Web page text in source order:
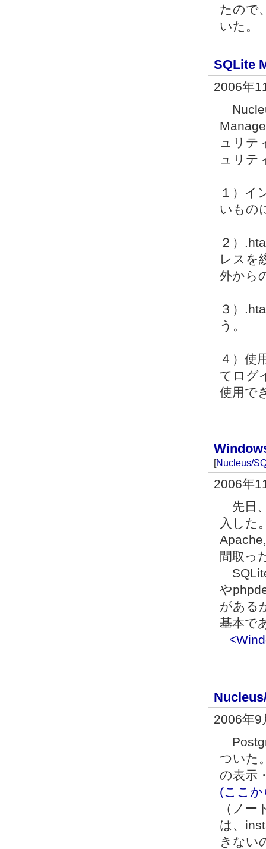
たので
いた。
SQLite
2006年
ュリテ
ュリテ
１）イ
いもの
２）
レスを
外から
３）
う。
４）使
てログ
使用で
[Nucleus/
2006年
先日
入した
間取っ
や
がある
基本で
2006年9
ついた
の表示
(ここ
（ノ
は、
きない